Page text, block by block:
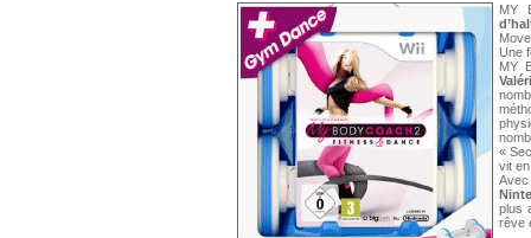
MY
Une
MY
«
vit
plus
rêve